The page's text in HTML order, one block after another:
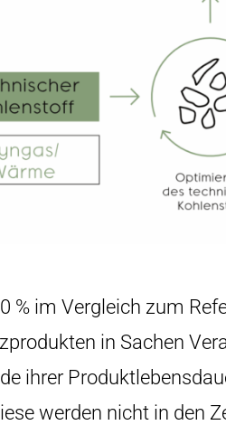
im Vergleich zum
in Sachen
ihrer
werden nicht in den